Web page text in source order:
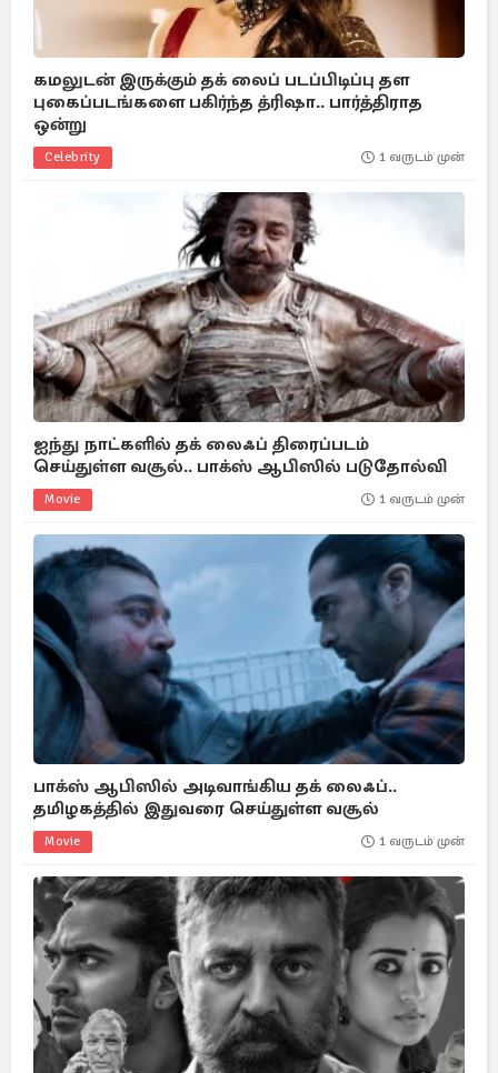
கமலுடன் இருக்கும் தக் லைப் படப்பிடிப்பு தள
புகைப்படங்களை பகிர்ந்த த்ரிஷா.. பார்த்திராத
ஒன்று
Celebrity 1 வருடம் முன்
ஐந்து நாட்களில் தக் லைஃப் திரைப்படம்
செய்துள்ள வசூல்.. பாக்ஸ் ஆபிஸில் படுதோல்வி
Movie 1 வருடம் முன்
பாக்ஸ் ஆபிஸில் அடிவாங்கிய தக் லைஃப்..
தமிழகத்தில் இதுவரை செய்துள்ள வசூல்
Movie 1 வருடம் முன்